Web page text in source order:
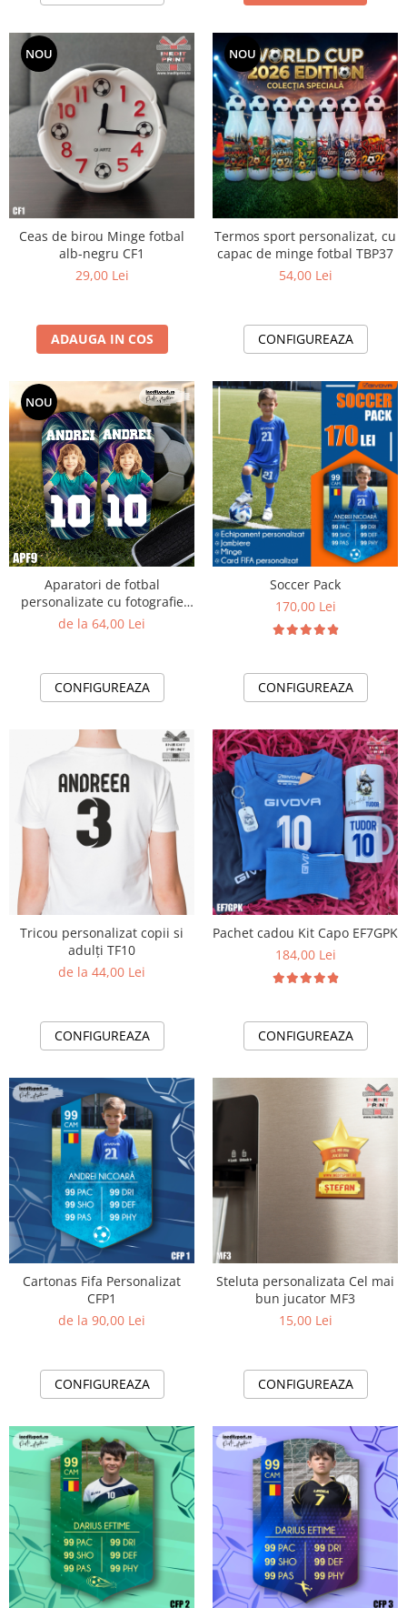
NOU
Ceas de birou Minge fotbal
alb-negru CF1
29,00 Lei
ADAUGA IN COS
NOU
Termos sport personalizat, cu
capac de minge fotbal TBP37
54,00 Lei
CONFIGUREAZA
NOU
Aparatori de fotbal
personalizate cu fotografie
nume si numar - APF9
de la 64,00 Lei
CONFIGUREAZA
Soccer Pack
170,00 Lei
CONFIGUREAZA
Tricou personalizat copii si
adulți TF10
de la 44,00 Lei
CONFIGUREAZA
Pachet cadou Kit Capo EF7GPK
184,00 Lei
CONFIGUREAZA
Cartonas Fifa Personalizat
CFP1
de la 90,00 Lei
CONFIGUREAZA
Steluta personalizata Cel mai
bun jucator MF3
15,00 Lei
CONFIGUREAZA